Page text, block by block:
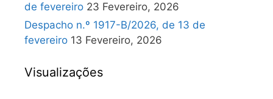
de fevereiro 23 Fevereiro, 2026
Despacho n.º 1917-B/2026, de 13 de
fevereiro 13 Fevereiro, 2026
Visualizações